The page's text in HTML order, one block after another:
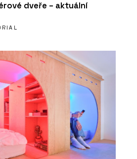
dveře – aktuální